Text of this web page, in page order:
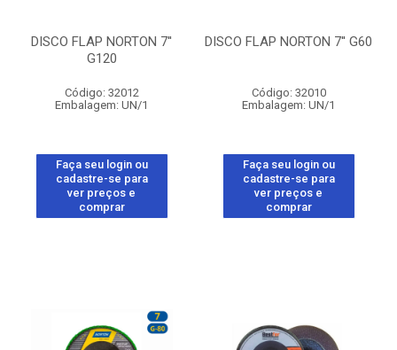
DISCO FLAP NORTON 7''
G120
Código: 32012
Embalagem: UN/1
Faça seu login ou
cadastre-se para
ver preços e
comprar
DISCO FLAP NORTON 7'' G60
Código: 32010
Embalagem: UN/1
Faça seu login ou
cadastre-se para
ver preços e
comprar